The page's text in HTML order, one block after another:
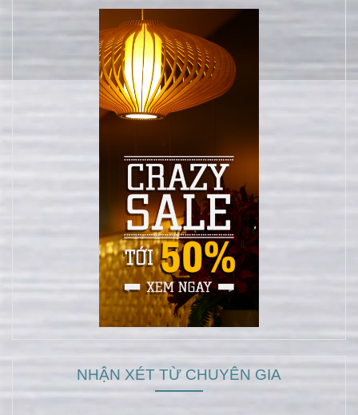
NHẬN XÉT TỪ CHUYÊN GIA